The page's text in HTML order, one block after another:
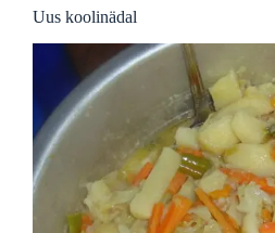
Uus koolinädal